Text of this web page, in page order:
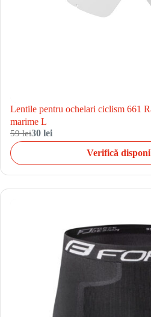
Lentile pentru ochelari ciclism 661
marime L
59 lei30 lei
Verifică